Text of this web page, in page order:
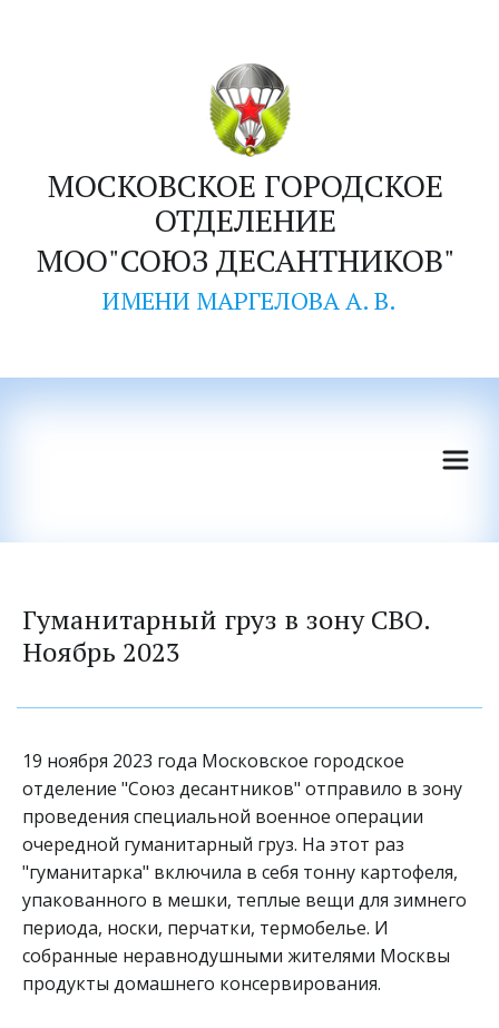
МОСКОВСКОЕ ГОРОДСКОЕ
ОТДЕЛЕНИЕ
МОО"СОЮЗ ДЕСАНТНИКОВ"
ИМЕНИ МАРГЕЛОВА А. В.
Гуманитарный груз в зону СВО.
Ноябрь 2023
19 ноября 2023 года Московское городское
отделение "Союз десантников" отправило в зону
проведения специальной военное операции
очередной гуманитарный груз. На этот раз
"гуманитарка" включила в себя тонну картофеля,
упакованного в мешки, теплые вещи для зимнего
периода, носки, перчатки, термобелье. И
собранные неравнодушными жителями Москвы
продукты домашнего консервирования.